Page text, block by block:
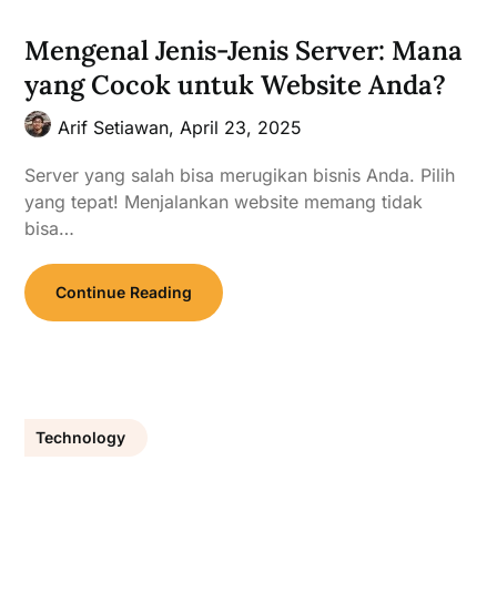
Mengenal Jenis-Jenis Server: Mana
yang Cocok untuk Website Anda?
Arif Setiawan,April 23, 2025
Server yang salah bisa merugikan bisnis Anda. Pilih
yang tepat! Menjalankan website memang tidak
bisa…
Continue Reading
Technology